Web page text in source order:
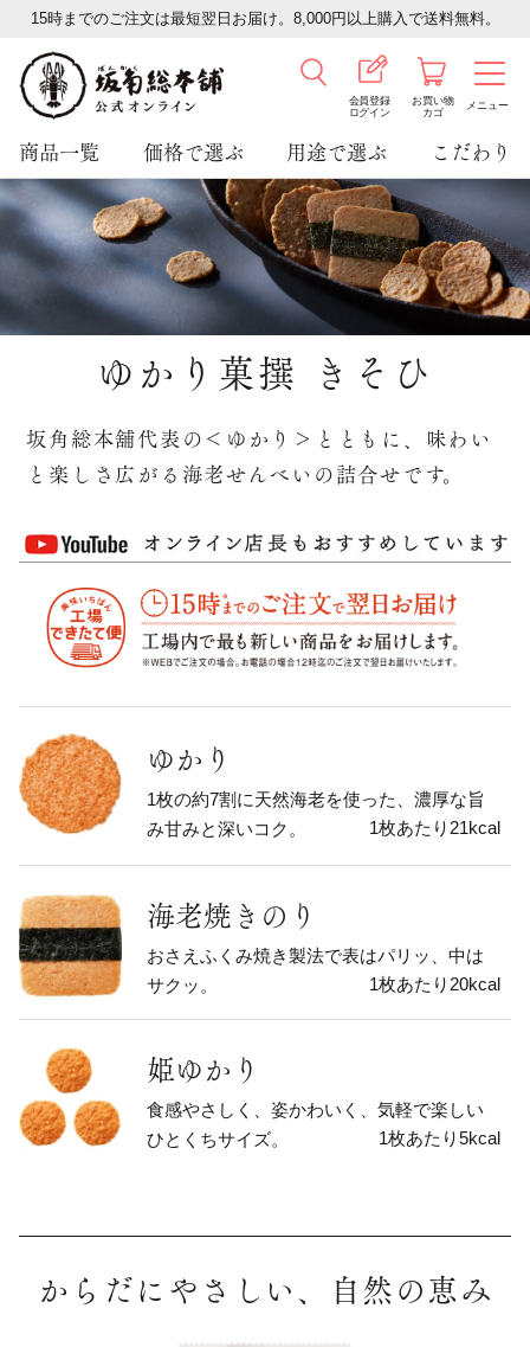
15時までのご注文は最短翌日お届け。8,000円以上購入で送料無料。
会員登録
ログイン
お買い物
カゴ
メニュー
商品一覧 価格で選ぶ 用途で選ぶ こだわり
ゆかり菓撰 きそひ
坂角総本舖代表の＜ゆかり＞とともに、味わい
と楽しさ広がる海老せんべいの詰合せです。
ゆかり
1枚の約7割に天然海老を使った、濃厚な旨
み甘みと深いコク。
1枚あたり21kcal
海老焼きのり
おさえふくみ焼き製法で表はパリッ、中は
サクッ。
1枚あたり20kcal
姫ゆかり
食感やさしく、姿かわいく、気軽で楽しい
ひとくちサイズ。
1枚あたり5kcal
からだにやさしい、自然の恵み